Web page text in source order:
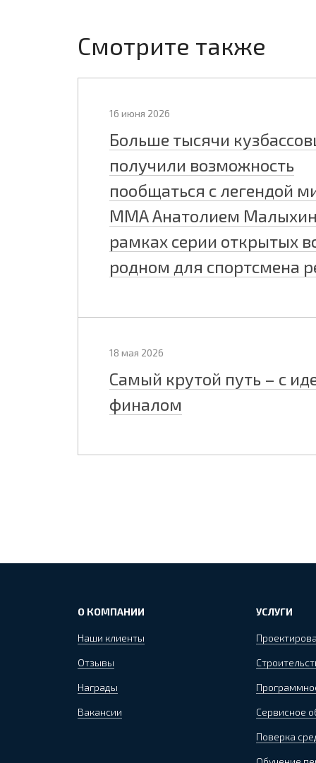
Смотрите также
16 июня 2026
Больше тысячи
получили возможность
пообщаться с легендой
ММА Анатолием
рамках серии открытых
родном для спортсмена
18 мая 2026
Самый крутой путь – с
финалом
О КОМПАНИИ
Наши клиенты
Отзывы
Награды
Вакансии
УСЛУГИ
Сервисное
Поверка